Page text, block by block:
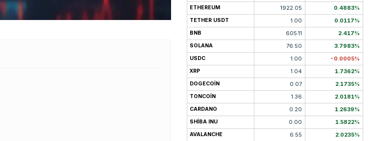
ETHEREUM 1922.05 0.4883%
TETHER USDT 1.00 0.0117%
BNB 605.11 2.417%
SOLANA 76.50 3.7983%
USDC 1.00 -0.0005%
XRP 1.04 1.7362%
DOGECOIN 0.07 2.1735%
TONCOIN 1.36 2.0181%
CARDANO 0.20 1.2639%
SHIBA INU 0.00 1.5822%
AVALANCHE 6.55 2.0235%